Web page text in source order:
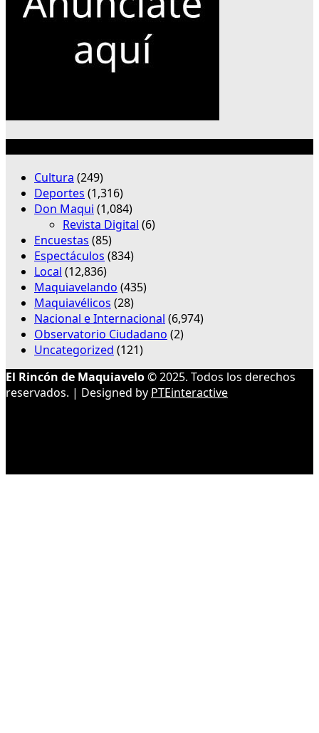
Cultura (249)
Deportes (1,316)
Don Maqui (1,084)
Revista Digital (6)
Encuestas (85)
Espectáculos (834)
Local (12,836)
Maquiavelando (435)
Maquiavélicos (28)
Nacional e Internacional (6,974)
Observatorio Ciudadano (2)
Uncategorized (121)
El Rincón de Maquiavelo© 2025. Todos los derechos
reservados. | Designed by PTEinteractive